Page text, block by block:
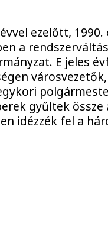
ezelőtt,
a
E jeles
gyűltek össze
idézzék fel a